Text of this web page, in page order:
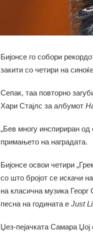
Бијонсе го собори
закити со четири на
Сепак, таа повторно
Хари Стајлс за албумот
„Бев многу инспириран од
примањето на наградата.
Бијонсе освои четири
со што бројот се искачи
на класична музика Георг
песна на годината е Just
Џез-пејачката Самара